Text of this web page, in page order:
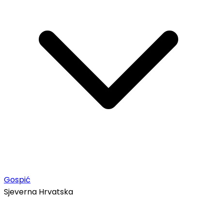
Gospić
Sjeverna Hrvatska